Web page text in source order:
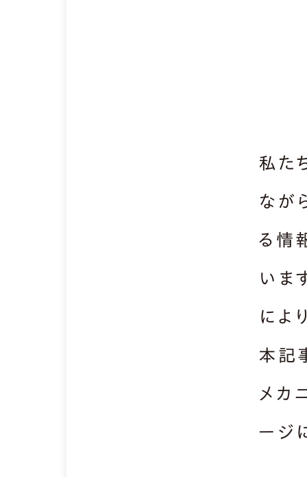
私た
なが
る情
いま
によ
本記
メカ
ージ